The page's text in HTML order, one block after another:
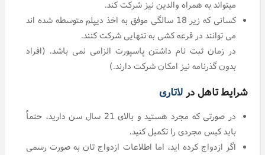
میتواند به همراه والدین نیز شرکت کند.
کسانی که زیر 18 سالگی موفق به اخذ دیپلم متوسطه شده اند
می توانند در قرعه کشی به تنهایی شرکت کنند.
در زمان ثبت نام داشتن پاسپورت الزامی نمی باشد. (افراد
بدون گذرنامه نیز امکان شرکت دارند.)
شرایط تاهل درلاتاری
در صورتی که مجرد هستید و بالای 21 سال سن دارید، حتماً
باید کیس مجردی را تکمیل کنید.
اگر ازدواج کرده اید، اما اطلاعات ازدواج تان به صورت رسمی